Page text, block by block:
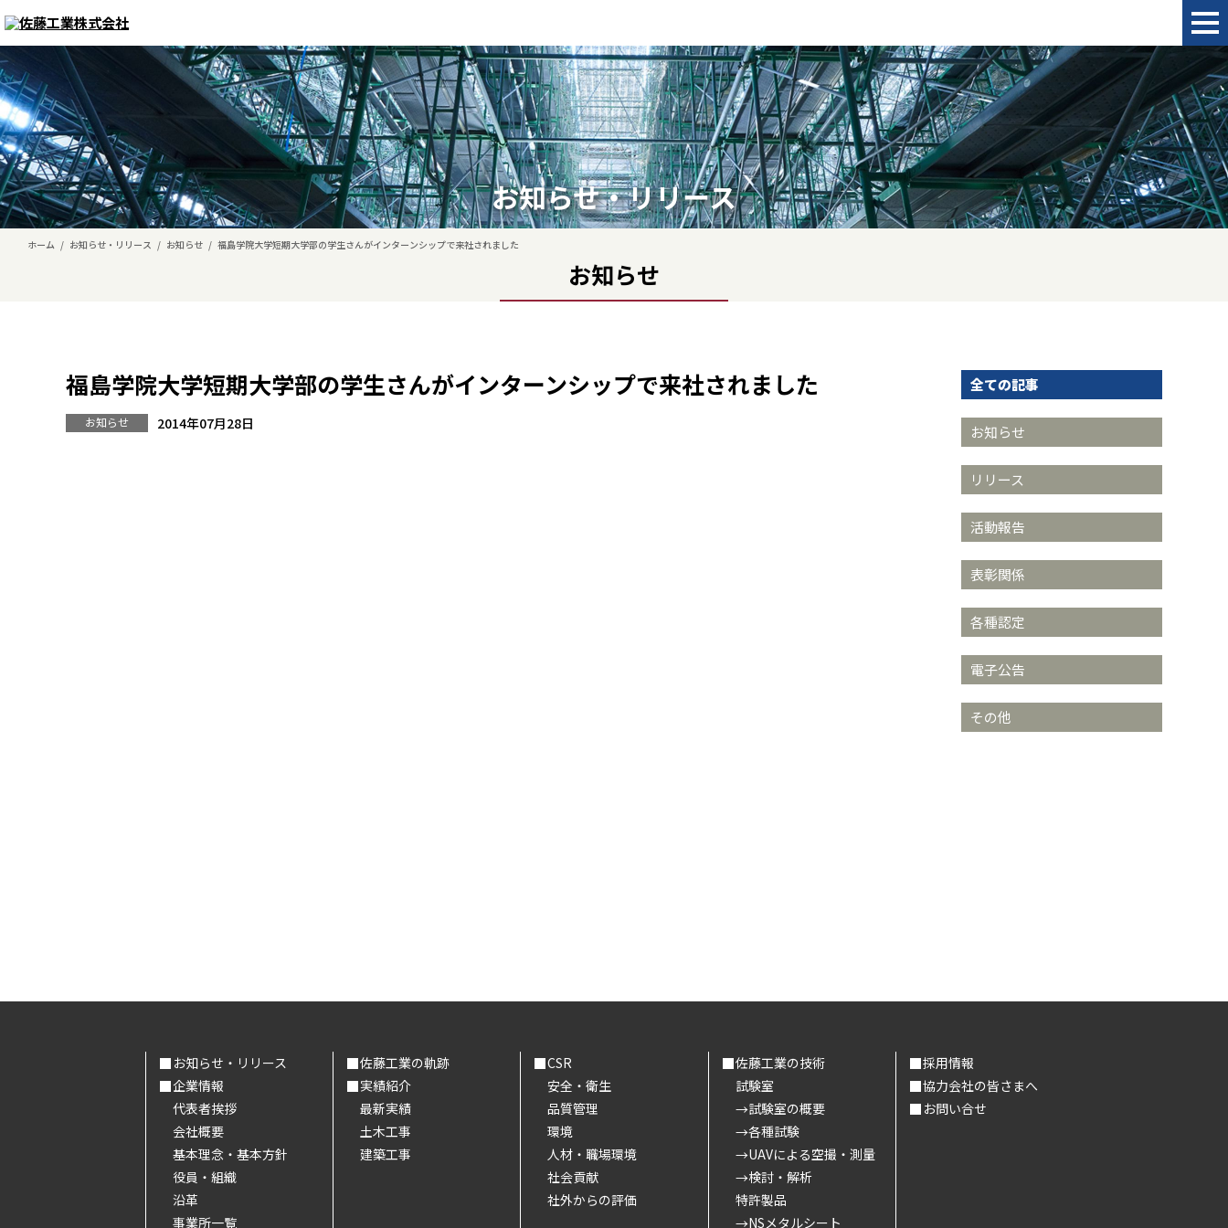
お知らせ・リリース
ホーム / お知らせ・リリース / お知らせ / 福島学院大学短期大学部の学生さんがインターンシップで来社されました
お知らせ
福島学院大学短期大学部の学生さんがインターンシップで来社されました
お知らせ 2014年07月28日
全ての記事
お知らせ
リリース
活動報告
表彰関係
各種認定
電子公告
その他
お知らせ・リリース
企業情報
代表者挨拶
会社概要
基本理念・基本方針
役員・組織
沿革
事業所一覧
佐藤工業の軌跡
実績紹介
最新実績
土木工事
建築工事
CSR
安全・衛生
品質管理
環境
人材・職場環境
社会貢献
社外からの評価
佐藤工業の技術
試験室
試験室の概要
各種試験
UAVによる空撮・測量
検討・解析
特許製品
NSメタルシート
採用情報
協力会社の皆さまへ
お問い合せ